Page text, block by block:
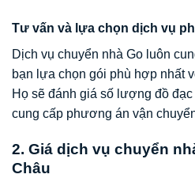
Tư vấn và lựa chọn dịch vụ
Dịch vụ chuyển nhà Go luôn
bạn lựa chọn gói phù hợp nhất
Họ sẽ đánh giá số lượng đồ
cung cấp phương án vận
2. Giá dịch vụ chuyển
Châu